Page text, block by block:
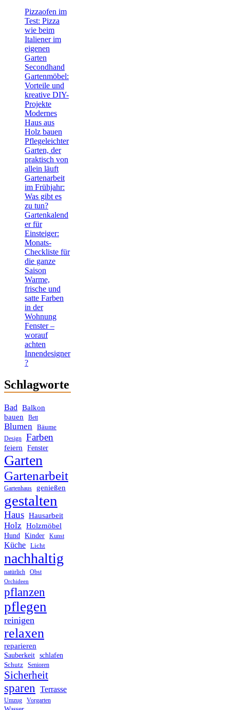
Pizzaofen im
Test: Pizza
wie beim
Italiener im
eigenen
Garten
Secondhand
Gartenmöbel:
Vorteile und
kreative DIY-
Projekte
Modernes
Haus aus
Holz bauen
Pflegeleichter
Garten, der
praktisch von
allein läuft
Gartenarbeit
im Frühjahr:
Was gibt es
zu tun?
Gartenkalend
er für
Einsteiger:
Monats-
Checkliste für
die ganze
Saison
Warme,
frische und
satte Farben
in der
Wohnung
Fenster –
worauf
achten
Innendesigner
?
Schlagworte
Bad
Balkon
bauen
Bett
Blumen Bäume
Design Farben
feiern Fenster
Garten
Gartenarbeit
Gartenhaus genießen
gestalten
Haus Hausarbeit
Holz Holzmöbel
Hund Kinder Kunst
Küche Licht
nachhaltig
natürlich Obst
Orchideen
pflanzen
pflegen
reinigen
relaxen
reparieren
Sauberkeit schlafen
Schutz Senioren
Sicherheit
sparen Terrasse
Umzug Vorgarten